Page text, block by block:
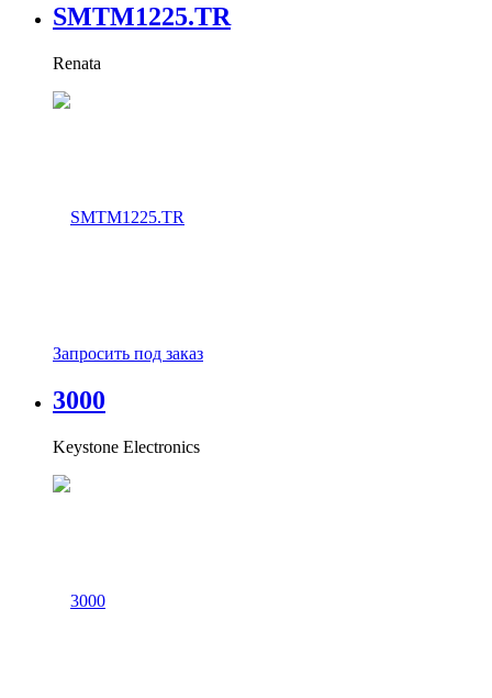
SMTM1225.TR
Renata
Запросить под заказ
3000
Keystone Electronics